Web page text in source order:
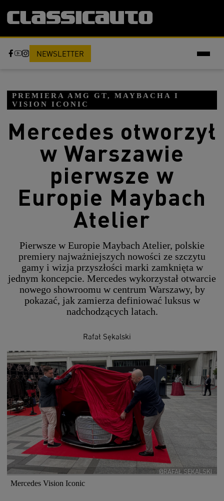
NEWSLETTER
PREMIERA AMG GT, MAYBACHA I
VISION ICONIC
Mercedes otworzył
w Warszawie
pierwsze w
Europie Maybach
Atelier
Pierwsze w Europie Maybach Atelier, polskie
premiery najważniejszych nowości ze szczytu
gamy i wizja przyszłości marki zamknięta w
jednym koncepcie. Mercedes wykorzystał otwarcie
nowego showroomu w centrum Warszawy, by
pokazać, jak zamierza definiować luksus w
nadchodzących latach.
Rafał Sękalski
@RAFAŁ SĘKALSKI
Mercedes Vision Iconic